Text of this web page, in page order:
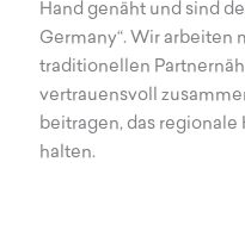
Hand genäht und sind
Germany“. Wir arbeiten
traditionellen
vertrauensvoll
beitragen, das regionale
halten.